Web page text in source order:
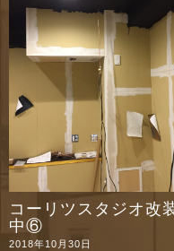
コーリツスタジオ改
中⑥
2018年10月30日